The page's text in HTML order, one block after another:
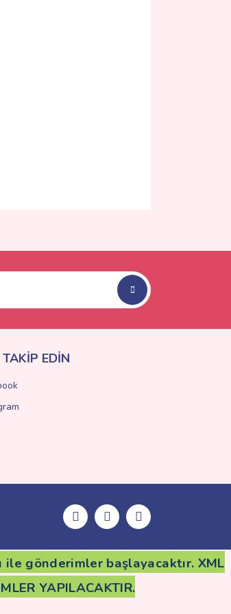
EDİN
gönderimler başlayacaktır. XML
YAPILACAKTIR.